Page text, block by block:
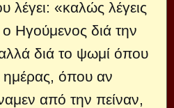
λέγει: «καλώς λέγεις
ο Ηγούμενος διά την
διά το ψωμί όπου
ημέρας, όπου αν
από την πείναν,